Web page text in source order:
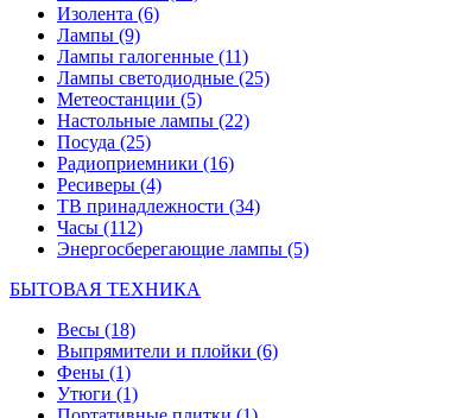
Изолента (6)
Лампы (9)
Лампы галогенные (11)
Лампы светодиодные (25)
Метеостанции (5)
Настольные лампы (22)
Посуда (25)
Радиоприемники (16)
Ресиверы (4)
ТВ принадлежности (34)
Часы (112)
Энергосберегающие лампы (5)
БЫТОВАЯ ТЕХНИКА
Весы (18)
Выпрямители и плойки (6)
Фены (1)
Утюги (1)